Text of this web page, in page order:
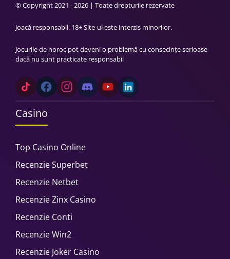
© Copyright 2021 - 2026 | Toate drepturile rezervate
Joacă responsabil. 18+ Site-ul este interzis minorilor.
Jocurile de noroc pot deveni o problemă cu consecințe serioase
dacă nu sunt practicate responsabil
Casino
Top Casino Online
Recenzie Superbet
Recenzie Netbet
Recenzie Zinx Casino
Recenzie Conti
Recenzie Win2
Recenzie Joker Casino